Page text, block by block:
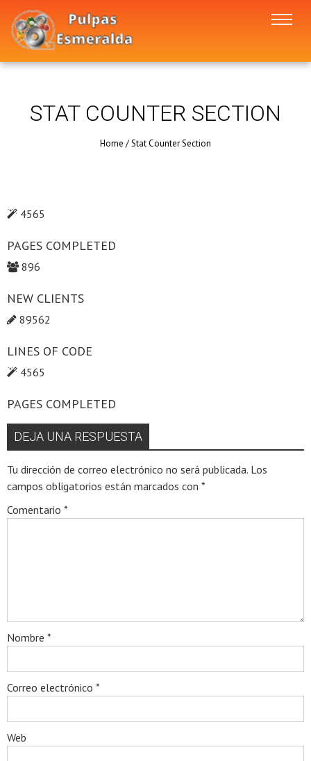
STAT COUNTER SECTION
Home /Stat Counter Section
4565
PAGES COMPLETED
896
NEW CLIENTS
89562
LINES OF CODE
4565
PAGES COMPLETED
DEJA UNA RESPUESTA
Tu dirección de correo electrónico no será publicada. Los
campos obligatorios están marcados con *
Comentario *
Nombre *
Correo electrónico *
Web